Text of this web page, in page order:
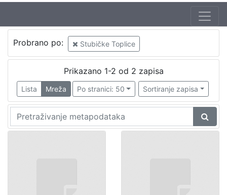
Probrano po: Stubičke Toplice
Prikazano 1-2 od 2 zapisa
Lista Mreža Po stranici: 50 Sortiranje zapisa